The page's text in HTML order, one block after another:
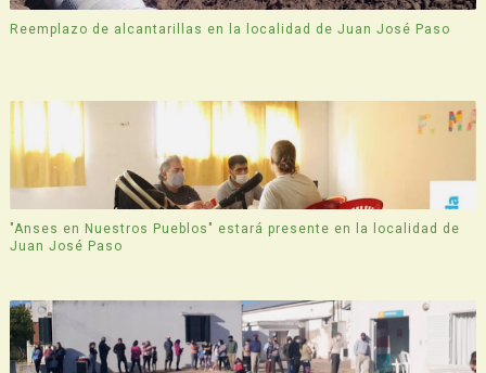
Reemplazo de alcantarillas en la localidad de Juan José Paso
"Anses en Nuestros Pueblos" estará presente en la localidad de
Juan José Paso